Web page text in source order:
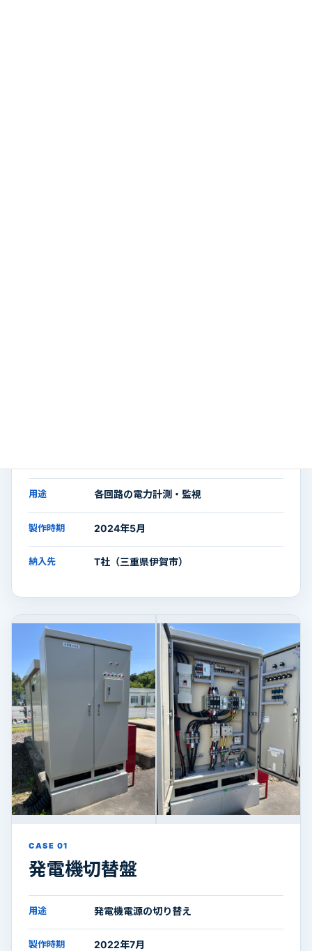
用途 各回路の電力計測・監視
製作時期 2024年5月
納入先 T社（三重県伊賀市）
CASE 01
発電機切替盤
用途 発電機電源の切り替え
製作時期 2022年7月